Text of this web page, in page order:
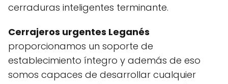
cerraduras inteligentes terminante.
Cerrajeros urgentes Leganés
proporcionamos un soporte de
establecimiento íntegro y además de eso
somos capaces de desarrollar cualquier